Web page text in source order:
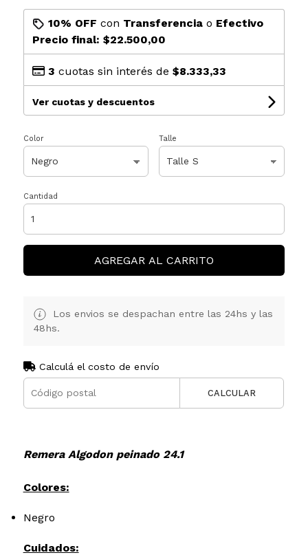
10% OFF con Transferenciao Efectivo
Precio final: $22.500,00
3 cuotas sin interés de $8.333,33
Ver cuotas y descuentos
Color Talle
Cantidad
AGREGAR AL CARRITO
Los envios se despachan entre las 24hs y las
48hs.
Calculá el costo de envío
CALCULAR
Remera Algodon peinado 24.1
Colores:
Negro
Cuidados: